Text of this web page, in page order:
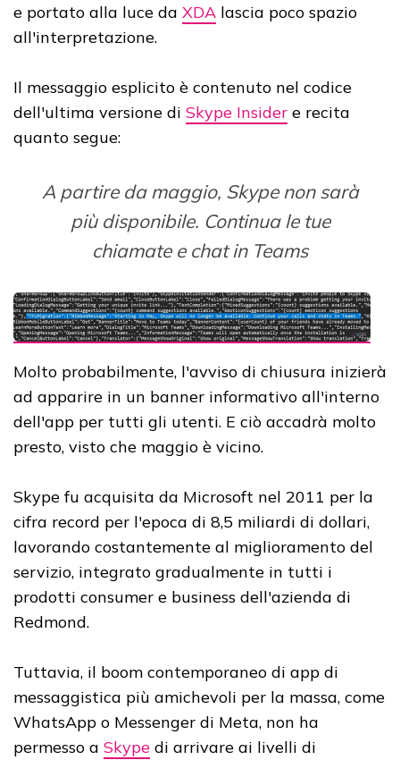
e portato alla luce da XDA lascia poco spazio
all'interpretazione.
Il messaggio esplicito è contenuto nel codice
dell'ultima versione di Skype Insider e recita
quanto segue:
A partire da maggio, Skype non sarà
più disponibile. Continua le tue
chiamate e chat in Teams
Molto probabilmente, l'avviso di chiusura inizierà
ad apparire in un banner informativo all'interno
dell'app per tutti gli utenti. E ciò accadrà molto
presto, visto che maggio è vicino.
Skype fu acquisita da Microsoft nel 2011 per la
cifra record per l'epoca di 8,5 miliardi di dollari,
lavorando costantemente al miglioramento del
servizio, integrato gradualmente in tutti i
prodotti consumer e business dell'azienda di
Redmond.
Tuttavia, il boom contemporaneo di app di
messaggistica più amichevoli per la massa, come
WhatsApp o Messenger di Meta, non ha
permesso a Skype di arrivare ai livelli di